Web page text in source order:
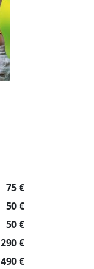
75 €
50 €
50 €
290 €
490 €